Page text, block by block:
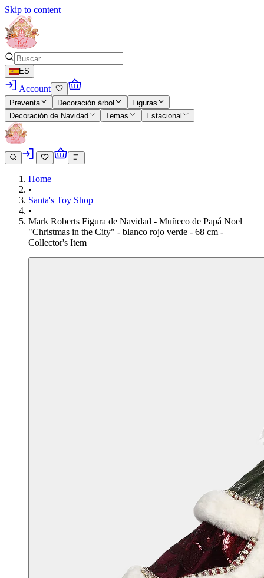
Skip to content
ES
Account
Preventa Decoración árbol
Figuras
Decoración de Navidad
Temas Estacional
Home
•
Santa's Toy Shop
•
Mark Roberts Figura de Navidad - Muñeco de Papá Noel
"Christmas in the City" - blanco rojo verde - 68 cm -
Collector's Item